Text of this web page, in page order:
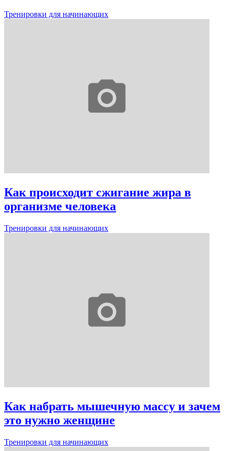
Тренировки для начинающих
Как происходит сжигание жира в
организме человека
Тренировки для начинающих
Как набрать мышечную массу и зачем
это нужно женщине
Тренировки для начинающих